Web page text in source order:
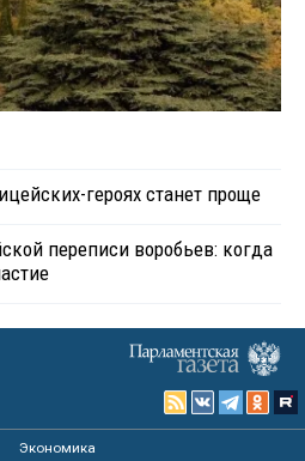
героях станет проще
переписи воробьев: когда
Экономика